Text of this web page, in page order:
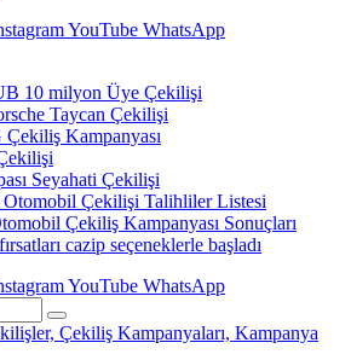
YouTube WhatsApp
10 milyon Üye Çekilişi
Taycan Çekilişi
Kampanyası
Seyahati Çekilişi
Çekilişi Talihliler Listesi
Çekiliş Kampanyası Sonuçları
cazip seçeneklerle başladı
YouTube WhatsApp